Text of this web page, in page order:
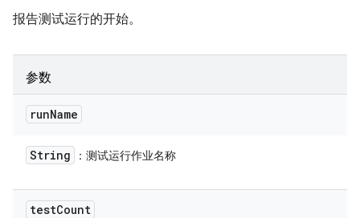
报告测试运行的开始。
参数
runName
String ：测试运行作业名称
testCount